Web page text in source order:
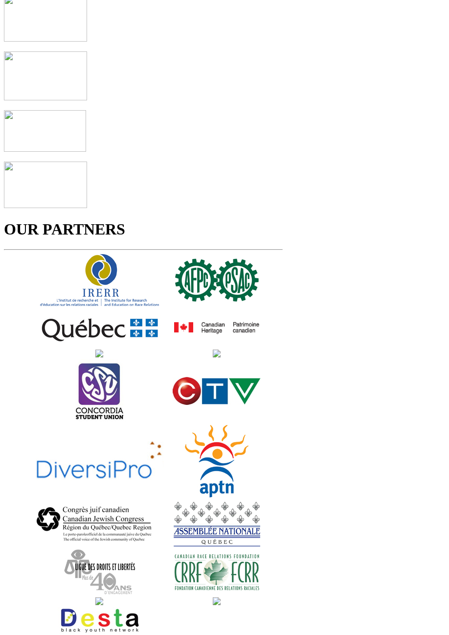
OUR PARTNERS